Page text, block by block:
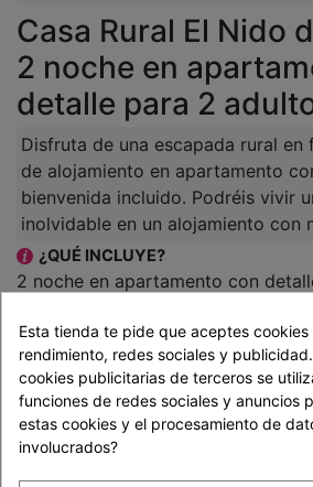
Casa Rural El Nido
2 noche en
detalle para 2
Disfruta de una escapada rural en
de alojamiento en apartamento
bienvenida incluido. Podréis vivir
inolvidable en un alojamiento con
¿QUÉ INCLUYE?
2 noche en apartamento con
NIÑ@S
1
Esta tienda te pide que aceptes
rendimiento, redes sociales y
cookies publicitarias de terceros se
funciones de redes sociales y anuncios
estas cookies y el procesamiento de
involucrados?